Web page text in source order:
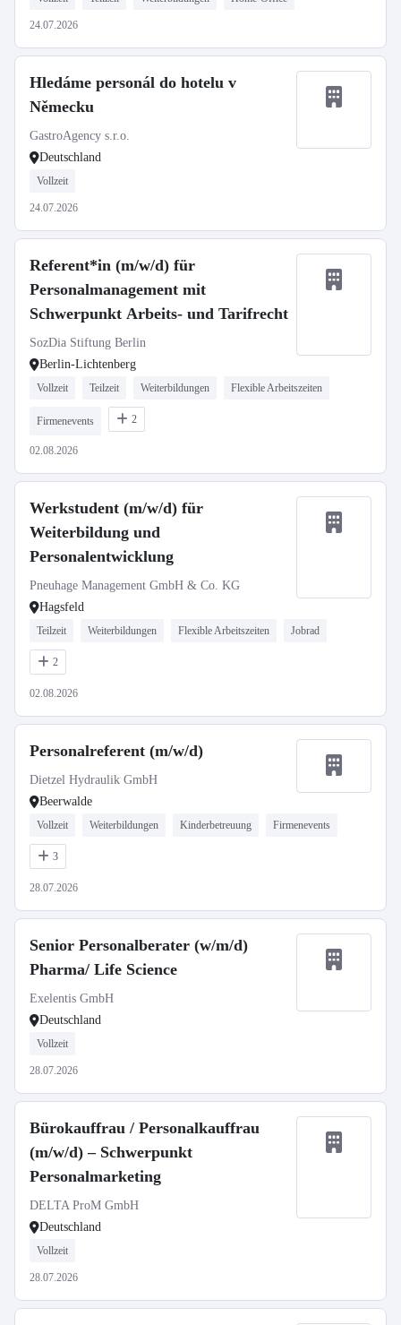
24.07.2026
Hledáme personál do hotelu v
Německu
GastroAgency s.r.o.
Deutschland
Vollzeit
24.07.2026
Referent*in (m/w/d) für
Personalmanagement mit
Schwerpunkt Arbeits- und Tarifrecht
SozDia Stiftung Berlin
Berlin-Lichtenberg
Vollzeit Teilzeit Weiterbildungen Flexible Arbeitszeiten
Firmenevents 2
02.08.2026
Werkstudent (m/w/d) für
Weiterbildung und
Personalentwicklung
Pneuhage Management GmbH & Co. KG
Hagsfeld
Teilzeit Weiterbildungen Flexible Arbeitszeiten Jobrad
2
02.08.2026
Personalreferent (m/w/d)
Dietzel Hydraulik GmbH
Beerwalde
Vollzeit Weiterbildungen Kinderbetreuung Firmenevents
3
28.07.2026
Senior Personalberater (w/m/d)
Pharma/ Life Science
Exelentis GmbH
Deutschland
Vollzeit
28.07.2026
Bürokauffrau / Personalkauffrau
(m/w/d) – Schwerpunkt
Personalmarketing
DELTA ProM GmbH
Deutschland
Vollzeit
28.07.2026